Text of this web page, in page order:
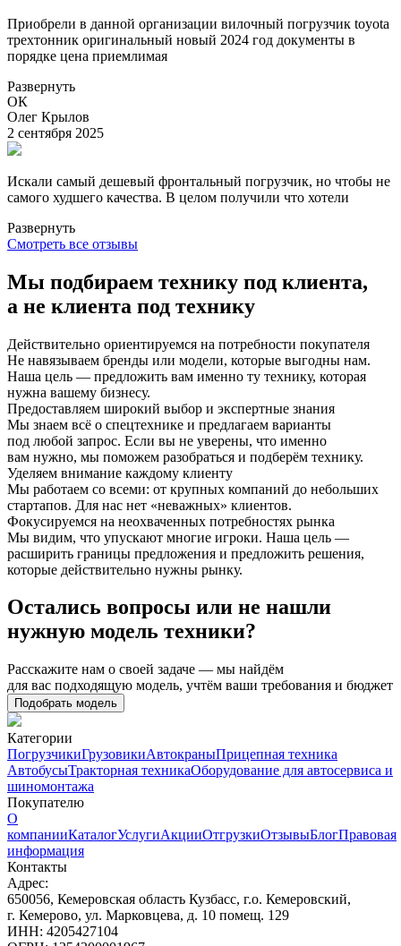
Приобрели в данной организации вилочный погрузчик toyota
трехтонник оригинальный новый 2024 год документы в
порядке цена приемлимая
Развернуть
ОК
Олег Крылов
2 сентября 2025
Искали самый дешевый фронтальный погрузчик, но чтобы не
самого худшего качества. В целом получили что хотели
Развернуть
Смотреть все отзывы
Мы подбираем технику под клиента,
а не клиента под технику
Действительно ориентируемся на потребности покупателя
Не навязываем бренды или модели, которые выгодны нам.
Наша цель — предложить вам именно ту технику, которая
нужна вашему бизнесу.
Предоставляем широкий выбор и экспертные знания
Мы знаем всё о спецтехнике и предлагаем варианты
под любой запрос. Если вы не уверены, что именно
вам нужно, мы поможем разобраться и подберём технику.
Уделяем внимание каждому клиенту
Мы работаем со всеми: от крупных компаний до небольших
стартапов. Для нас нет «неважных» клиентов.
Фокусируемся на неохваченных потребностях рынка
Мы видим, что упускают многие игроки. Наша цель —
расширить границы предложения и предложить решения,
которые действительно нужны рынку.
Остались вопросы или не нашли
нужную модель техники?
Расскажите нам о своей задаче — мы найдём
для вас подходящую модель, учтём ваши требования и бюджет
Подобрать модель
Категории
ПогрузчикиГрузовикиАвтокраныПрицепная техника
АвтобусыТракторная техникаОборудование для автосервиса и
шиномонтажа
Покупателю
О
компанииКаталогУслугиАкцииОтгрузкиОтзывыБлогПравовая
информация
Контакты
Адрес:
650056, Кемеровская область Кузбасс, г.о. Кемеровский,
г. Кемерово, ул. Марковцева, д. 10 помещ. 129
ИНН: 4205427104